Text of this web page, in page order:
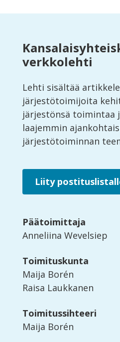
verkkolehti
Lehti sisältää
järjestötoimijoita
järjestönsä toimintaa
laajemmin
järjestötoiminnan
Liity
Päätoimittaja
Anneliina Wevelsiep
Toimituskunta
Maija Borén
Raisa Laukkanen
Toimitussihteeri
Maija Borén